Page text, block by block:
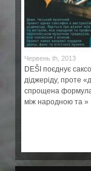
Червень th, 2013
DEŠI поєднує
діджеріду, проте
спрощена
між народною та »